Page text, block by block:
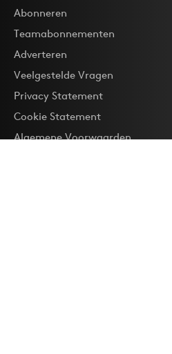
Abonneren
Teamabonnementen
Adverteren
Veelgestelde Vragen
Privacy Statement
Cookie Statement
Algemene Voorwaarden